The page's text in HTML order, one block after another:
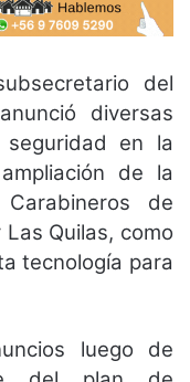
del
diversas
en la
de la
de
Quilas, como
tecnología para
luego de